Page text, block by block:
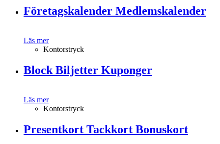
Företagskalender Medlemskalender
Läs mer
Kontorstryck
Block Biljetter Kuponger
Läs mer
Kontorstryck
Presentkort Tackkort Bonuskort